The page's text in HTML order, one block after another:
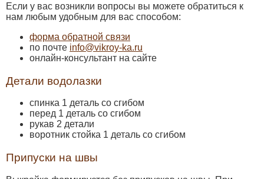
Если у вас возникли вопросы вы можете обратиться к
нам любым удобным для вас способом:
форма обратной связи
по почте info@vikroy-ka.ru
онлайн-консультант на сайте
Детали водолазки
спинка 1 деталь со сгибом
перед 1 деталь со сгибом
рукав 2 детали
воротник стойка 1 деталь со сгибом
Припуски на швы